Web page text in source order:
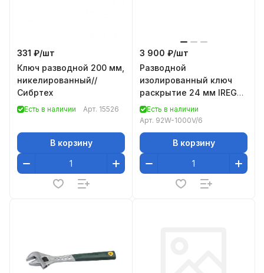
331 ₽/шт
Ключ разводной 200 мм,
никелированный//
Сибртех
Есть в наличии Арт. 15526
В корзину
3 900 ₽/шт
Разводной
изолированный ключ
раскрытие 24 мм IREGA
92W-1000V/6
Есть в наличии
Арт. 92W-1000V/6
В корзину